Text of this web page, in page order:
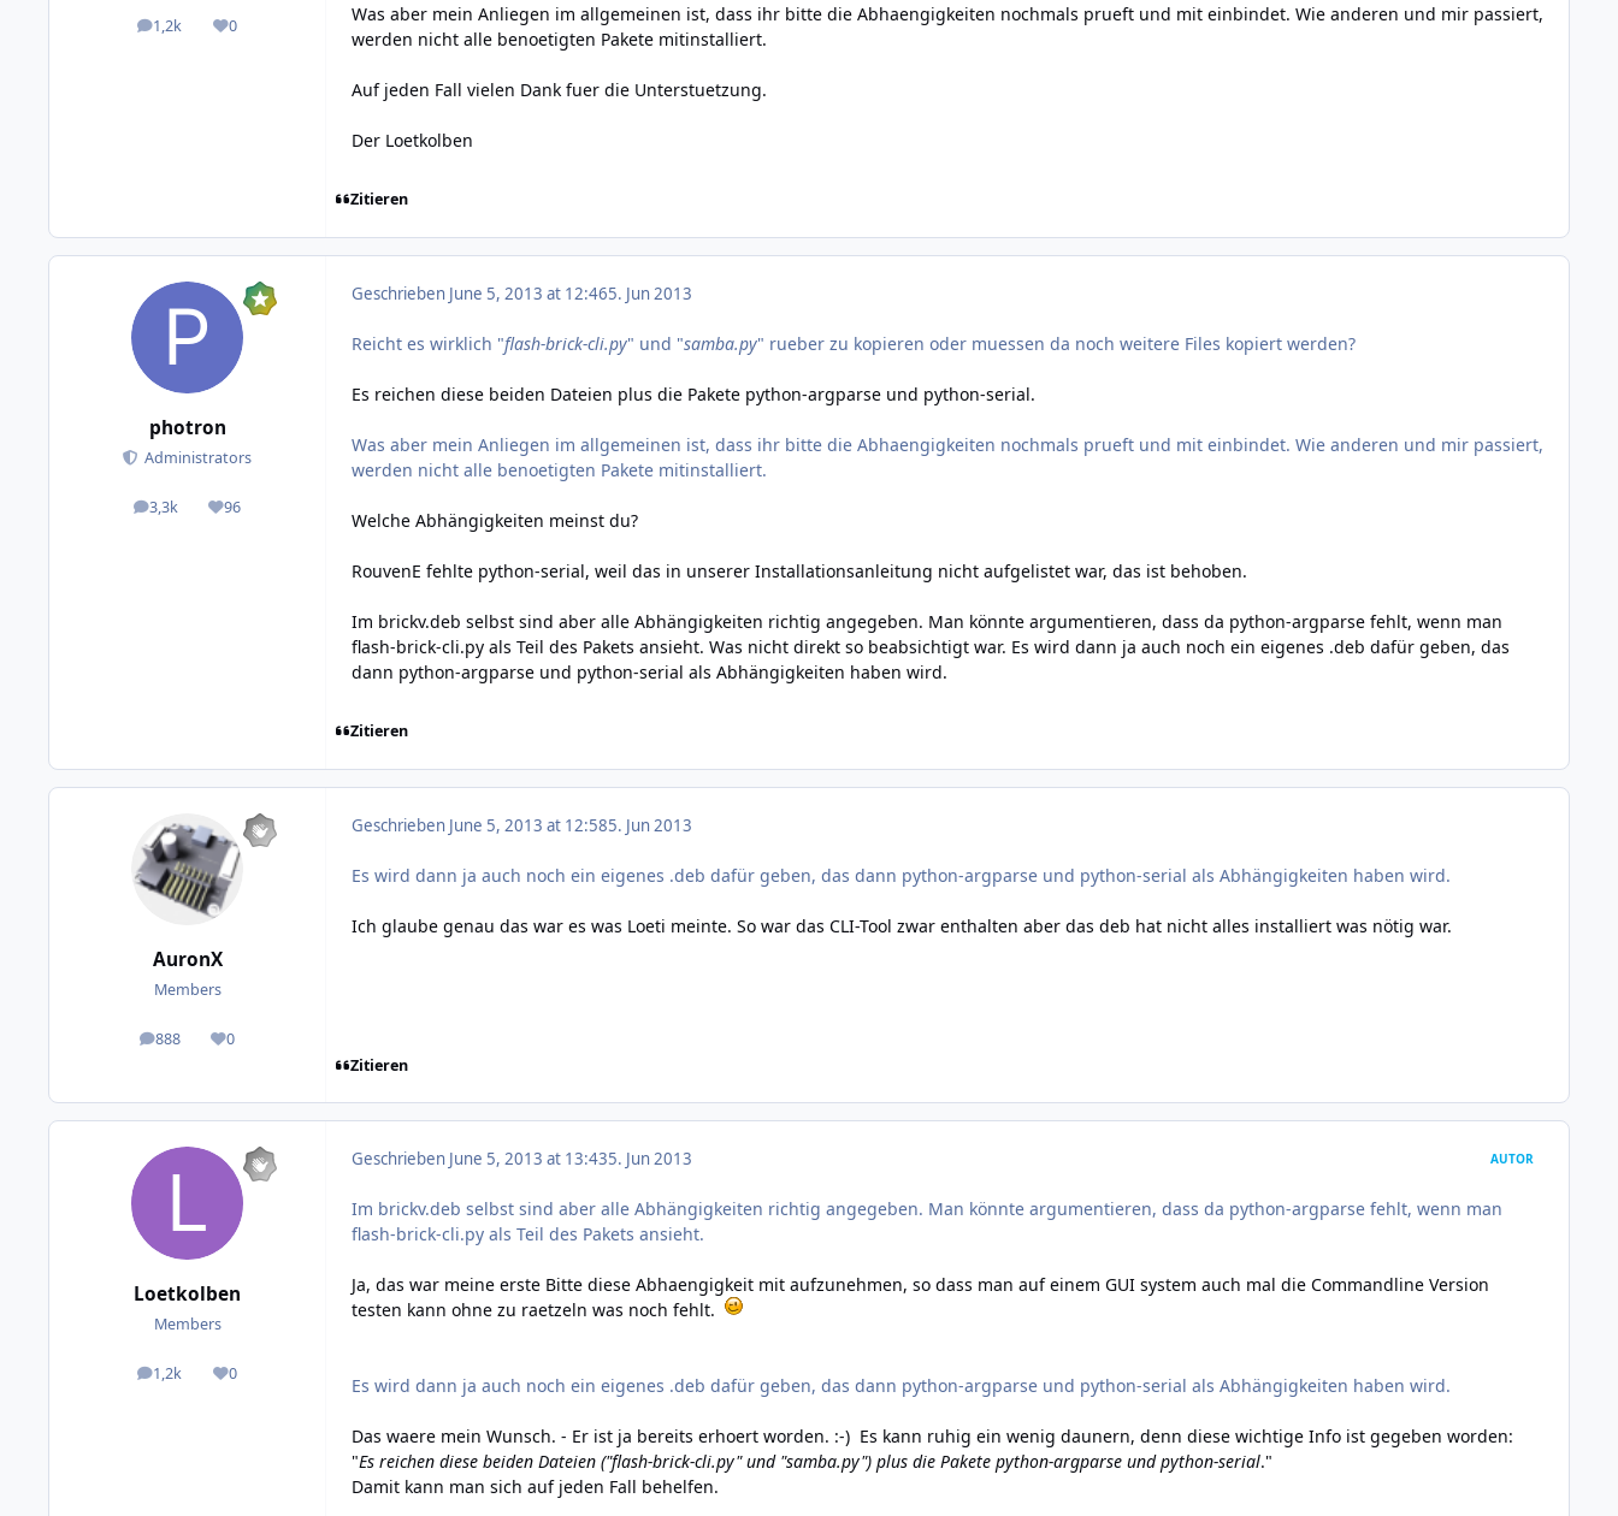
1,2k
posts 0
Reputation
Was aber mein Anliegen im allgemeinen ist, dass ihr bitte die Abhaengigkeiten nochmals prueft und mit einbindet. Wie anderen und mir passiert,
werden nicht alle benoetigten Pakete mitinstalliert.
Auf jeden Fall vielen Dank fuer die Unterstuetzung.
Der Loetkolben
Zitieren
photron
Administrators
3,3k
posts 96
Reputation
Geschrieben June 5, 2013 at 12:465. Jun 2013
Reicht es wirklich "flash-brick-cli.py" und "samba.py" rueber zu kopieren oder muessen da noch weitere Files kopiert werden?
Es reichen diese beiden Dateien plus die Pakete python-argparse und python-serial.
Was aber mein Anliegen im allgemeinen ist, dass ihr bitte die Abhaengigkeiten nochmals prueft und mit einbindet. Wie anderen und mir passiert,
werden nicht alle benoetigten Pakete mitinstalliert.
Welche Abhängigkeiten meinst du?
RouvenE fehlte python-serial, weil das in unserer Installationsanleitung nicht aufgelistet war, das ist behoben.
Im brickv.deb selbst sind aber alle Abhängigkeiten richtig angegeben. Man könnte argumentieren, dass da python-argparse fehlt, wenn man
flash-brick-cli.py als Teil des Pakets ansieht. Was nicht direkt so beabsichtigt war. Es wird dann ja auch noch ein eigenes .deb dafür geben, das
dann python-argparse und python-serial als Abhängigkeiten haben wird.
Zitieren
AuronX
Members
888
posts 0
Reputation
Geschrieben June 5, 2013 at 12:585. Jun 2013
Es wird dann ja auch noch ein eigenes .deb dafür geben, das dann python-argparse und python-serial als Abhängigkeiten haben wird.
Ich glaube genau das war es was Loeti meinte. So war das CLI-Tool zwar enthalten aber das deb hat nicht alles installiert was nötig war.
Zitieren
Loetkolben
Members
1,2k
posts 0
Reputation
Geschrieben June 5, 2013 at 13:435. Jun 2013 AUTOR
Im brickv.deb selbst sind aber alle Abhängigkeiten richtig angegeben. Man könnte argumentieren, dass da python-argparse fehlt, wenn man
flash-brick-cli.py als Teil des Pakets ansieht.
Ja, das war meine erste Bitte diese Abhaengigkeit mit aufzunehmen, so dass man auf einem GUI system auch mal die Commandline Version
testen kann ohne zu raetzeln was noch fehlt.
Es wird dann ja auch noch ein eigenes .deb dafür geben, das dann python-argparse und python-serial als Abhängigkeiten haben wird.
Das waere mein Wunsch. - Er ist ja bereits erhoert worden. :-) Es kann ruhig ein wenig daunern, denn diese wichtige Info ist gegeben worden:
"Es reichen diese beiden Dateien ("flash-brick-cli.py" und "samba.py") plus die Pakete python-argparse und python-serial."
Damit kann man sich auf jeden Fall behelfen.